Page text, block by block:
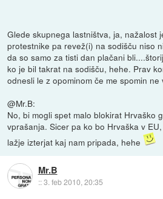
Glede skupnega lastništva, ja, nažalost
protestnike pa revež(i) na sodišču niso
da so samo za tisti dan plačani
ko je bil takrat na sodišču, hehe. Prav
odnesli le z opominom če me spomin ne
@Mr.B:
No, bi mogli spet malo blokirat Hrvaško
vprašanja. Sicer pa ko bo Hrvaška v
lažje izterjat kaj nam pripada, hehe
Mr.B
::3. feb 2010, 20:35